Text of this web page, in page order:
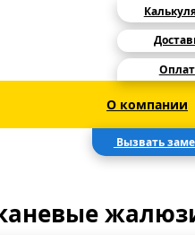
О компании
Вызвать